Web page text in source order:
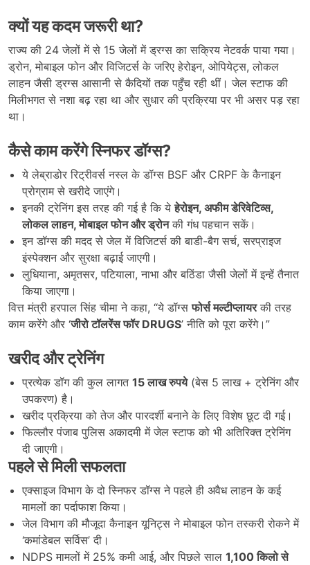
क्यों यह कदम जरूरी था?
राज्य की 24 जेलों में से 15 जेलों में ड्रग्स का सक्रिय नेटवर्क पाया गया।
ड्रोन, मोबाइल फोन और विजिटर्स के जरिए हेरोइन, ओपियेट्स, लोकल
लाहन जैसी ड्रग्स आसानी से कैदियों तक पहुँच रही थीं। जेल स्टाफ की
मिलीभगत से नशा बढ़ रहा था और सुधार की प्रक्रिया पर भी असर पड़ रहा
था।
कैसे काम करेंगे स्निफर डॉग्स?
ये लेब्राडोर रिट्रीवर्स नस्ल के डॉग्स BSF और CRPF के कैनाइन
प्रोग्राम से खरीदे जाएंगे।
इनकी ट्रेनिंग इस तरह की गई है कि येहेरोइन, अफीम डेरिवेटिव्स,
लोकल लाहन,मोबाइल फोन और ड्रोनकी गंध पहचान सकें।
इन डॉग्स की मदद से जेल में विजिटर्स की बाडी-बैग सर्च, सरप्राइज
इंस्पेक्शन और सुरक्षा बढ़ाई जाएगी।
लुधियाना, अमृतसर, पटियाला, नाभा और बठिंडा जैसी जेलों में इन्हें तैनात
किया जाएगा।
वित्त मंत्री हरपाल सिंह चीमा ने कहा, “ये डॉग्सफोर्स मल्टीप्लायरकी तरह
काम करेंगे और ‘जीरो टॉलरेंस फॉर DRUGS’ नीति को पूरा करेंगे।”
खरीद और ट्रेनिंग
प्रत्येक डॉग की कुल लागत 15लाख रुपये(बेस 5 लाख + ट्रेनिंग और
उपकरण) है।
खरीद प्रक्रिया को तेज और पारदर्शी बनाने के लिए विशेष छूट दी गई।
फिल्लौर पंजाब पुलिस अकादमी में जेल स्टाफ को भी अतिरिक्त ट्रेनिंग
दी जाएगी।
पहले से मिली सफलता
एक्साइज विभाग के दो स्निफर डॉग्स ने पहले ही अवैध लाहन के कई
मामलों का पर्दाफाश किया।
जेल विभाग की मौजूदा कैनाइन यूनिट्स ने मोबाइल फोन तस्करी रोकने में
‘कमांडेबल सर्विस’ दी।
NDPS मामलों में 25% कमी आई, और पिछले साल 1,100किलो से